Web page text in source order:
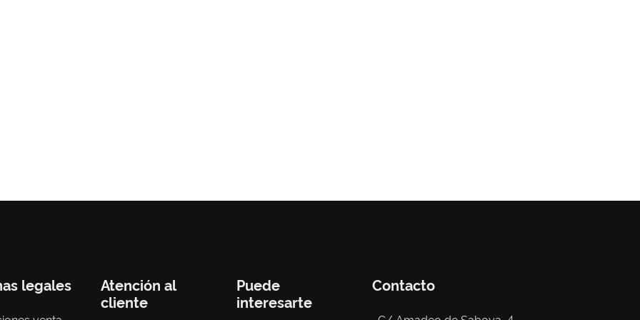
legales
Atención al
cliente
Puede
interesarte
Contacto